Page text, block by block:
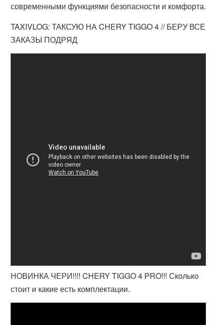
современными функциями безопасности и комфорта.
TAXIVLOG: ТАКСУЮ НА CHERY TIGGO 4 // БЕРУ ВСЕ
ЗАКАЗЫ ПОДРЯД
НОВИНКА ЧЕРИ!!!! CHERY TIGGO 4 PRO!!! Сколько
стоит и какие есть комплектации.